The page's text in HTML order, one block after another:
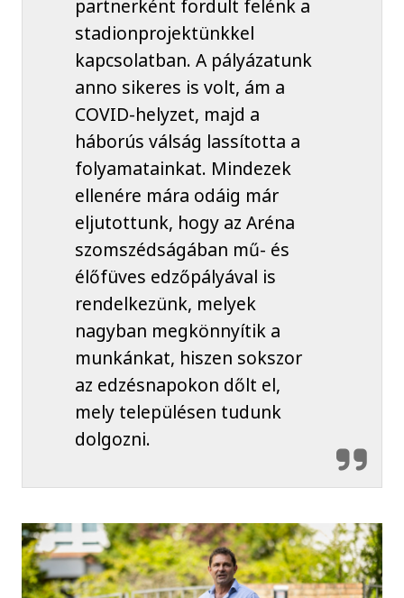
partnerként fordult felénk a
stadionprojektünkkel
kapcsolatban. A pályázatunk
anno sikeres is volt, ám a
COVID-helyzet, majd a
háborús válság lassította a
folyamatainkat. Mindezek
ellenére mára odáig már
eljutottunk, hogy az Aréna
szomszédságában mű- és
élőfüves edzőpályával is
rendelkezünk, melyek
nagyban megkönnyítik a
munkánkat, hiszen sokszor
az edzésnapokon dőlt el,
mely településen tudunk
dolgozni.